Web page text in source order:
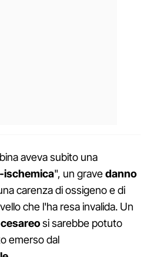
aveva subito una
ischemica", un gravedanno
carenza di ossigeno e di
che l'ha resa invalida. Un
si sarebbe potuto
emerso dal